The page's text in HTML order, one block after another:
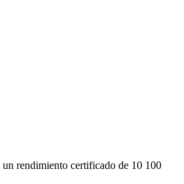
rendimiento certificado de 10 100